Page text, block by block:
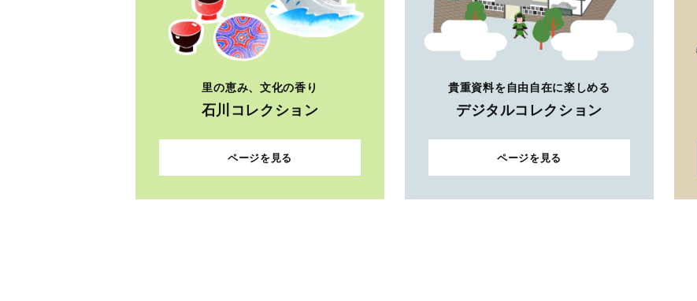
里の恵み、文化の香り
石川コレクション
ページを見る
貴重資料を自由自在に楽しめる
デジタルコレクション
ページを見る